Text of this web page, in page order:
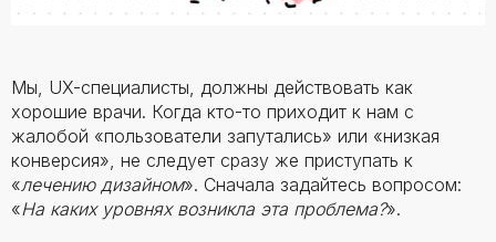
Мы, UX-специалисты, должны действовать как
хорошие врачи. Когда кто-то приходит к нам с
жалобой «пользователи запутались» или «низкая
конверсия», не следует сразу же приступать к
«лечению дизайном». Сначала задайтесь вопросом:
«На каких уровнях возникла эта проблема?».